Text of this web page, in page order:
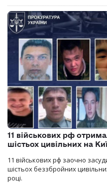
11 військових рф
шістьох цивільних на
11 військових рф заочно
шістьох беззбройних
році.